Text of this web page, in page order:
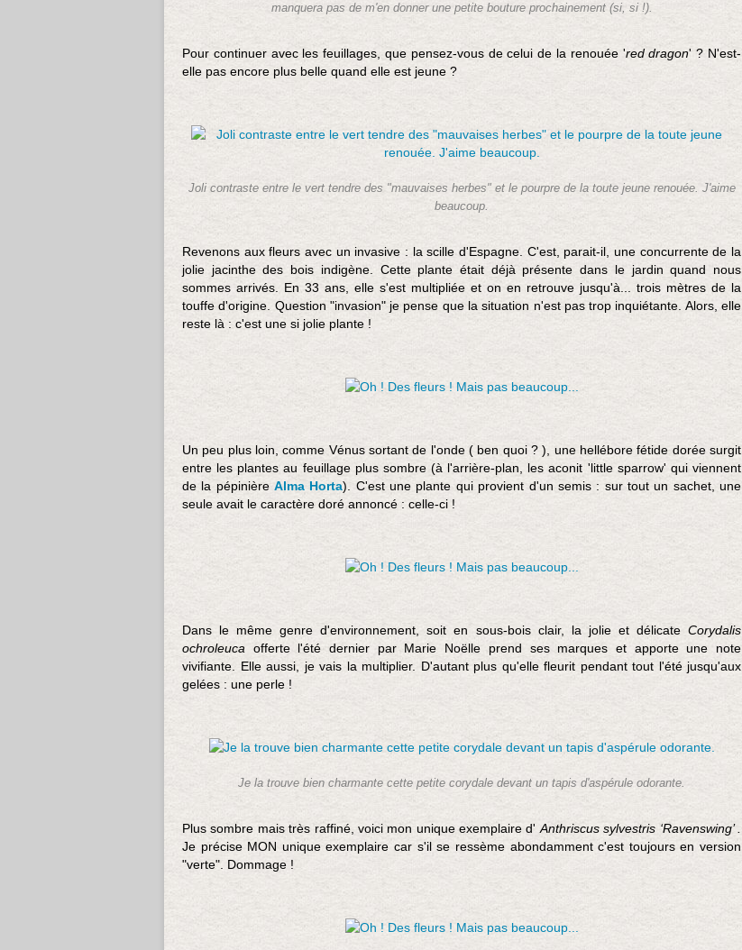
manquera pas de m'en donner une petite bouture prochainement (si, si !).
Pour continuer avec les feuillages, que pensez-vous de celui de la renouée 'red dragon' ? N'est-
elle pas encore plus belle quand elle est jeune ?
Joli contraste entre le vert tendre des "mauvaises herbes" et le pourpre de la toute jeune renouée. J'aime
beaucoup.
Revenons aux fleurs avec un invasive : la scille d'Espagne. C'est, parait-il, une concurrente de la
jolie jacinthe des bois indigène. Cette plante était déjà présente dans le jardin quand nous
sommes arrivés. En 33 ans, elle s'est multipliée et on en retrouve jusqu'à... trois mètres de la
touffe d'origine. Question "invasion" je pense que la situation n'est pas trop inquiétante. Alors, elle
reste là : c'est une si jolie plante !
Un peu plus loin, comme Vénus sortant de l'onde ( ben quoi ? ), une hellébore fétide dorée surgit
entre les plantes au feuillage plus sombre (à l'arrière-plan, les aconit 'little sparrow' qui viennent
de la pépinièreAlma Horta). C'est une plante qui provient d'un semis : sur tout un sachet, une
seule avait le caractère doré annoncé : celle-ci !
Dans le même genre d'environnement, soit en sous-bois clair, la jolie et délicate Corydalis
ochroleuca offerte l'été dernier par Marie Noëlle prend ses marques et apporte une note
vivifiante. Elle aussi, je vais la multiplier. D'autant plus qu'elle fleurit pendant tout l'été jusqu'aux
gelées : une perle !
Je la trouve bien charmante cette petite corydale devant un tapis d'aspérule odorante.
Plus sombre mais très raffiné, voici mon unique exemplaire d' Anthriscus sylvestris ‘Ravenswing’ .
Je précise MON unique exemplaire car s'il se ressème abondamment c'est toujours en version
"verte". Dommage !